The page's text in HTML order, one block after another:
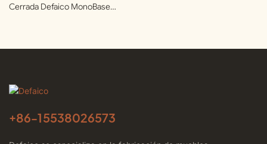
Cerrada Defaico MonoBase
+86-15538026573